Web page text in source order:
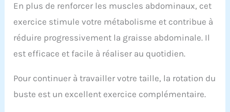
En plus de renforcer les muscles abdominaux, cet
exercice stimule votre métabolisme et contribue à
réduire progressivement la graisse abdominale. Il
est efficace et facile à réaliser au quotidien.
Pour continuer à travailler votre taille, la rotation du
buste est un excellent exercice complémentaire.